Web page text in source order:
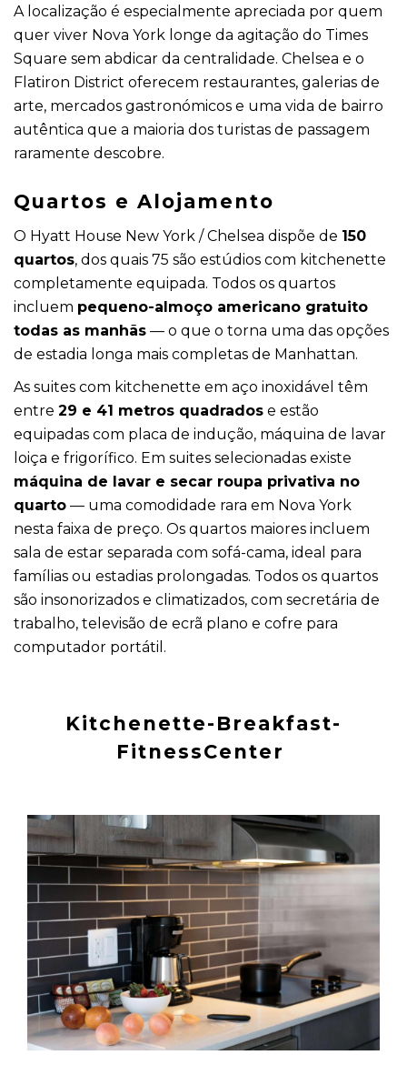
A localização é especialmente apreciada por quem
quer viver Nova York longe da agitação do Times
Square sem abdicar da centralidade. Chelsea e o
Flatiron District oferecem restaurantes, galerias de
arte, mercados gastronómicos e uma vida de bairro
autêntica que a maioria dos turistas de passagem
raramente descobre.
Quartos e Alojamento
O Hyatt House New York / Chelsea dispõe de 150
quartos, dos quais 75 são estúdios com kitchenette
completamente equipada. Todos os quartos
incluem pequeno-almoço americano gratuito
todas as manhãs — o que o torna uma das opções
de estadia longa mais completas de Manhattan.
As suites com kitchenette em aço inoxidável têm
entre 29 e 41 metros quadrados e estão
equipadas com placa de indução, máquina de lavar
loiça e frigorífico. Em suites selecionadas existe
máquina de lavar e secar roupa privativa no
quarto — uma comodidade rara em Nova York
nesta faixa de preço. Os quartos maiores incluem
sala de estar separada com sofá-cama, ideal para
famílias ou estadias prolongadas. Todos os quartos
são insonorizados e climatizados, com secretária de
trabalho, televisão de ecrã plano e cofre para
computador portátil.
Kitchenette-Breakfast-
FitnessCenter